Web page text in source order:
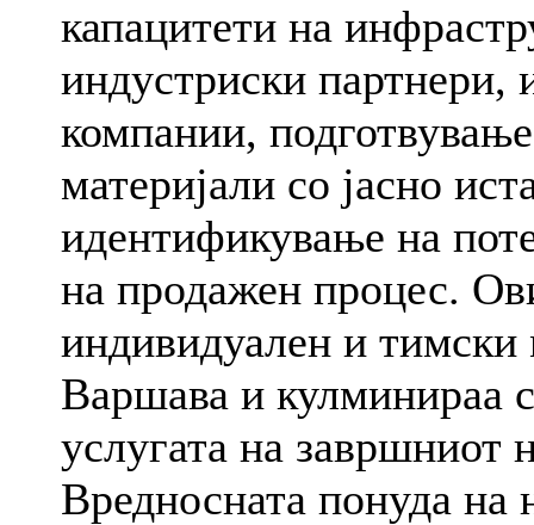
капацитети на
индустриски партнери,
компании,
материјали со јасно
идентификување на
на продажен процес.
индивидуален и тимски
Варшава и кулминираа
услугата на завршниот
Вредносната понуда на